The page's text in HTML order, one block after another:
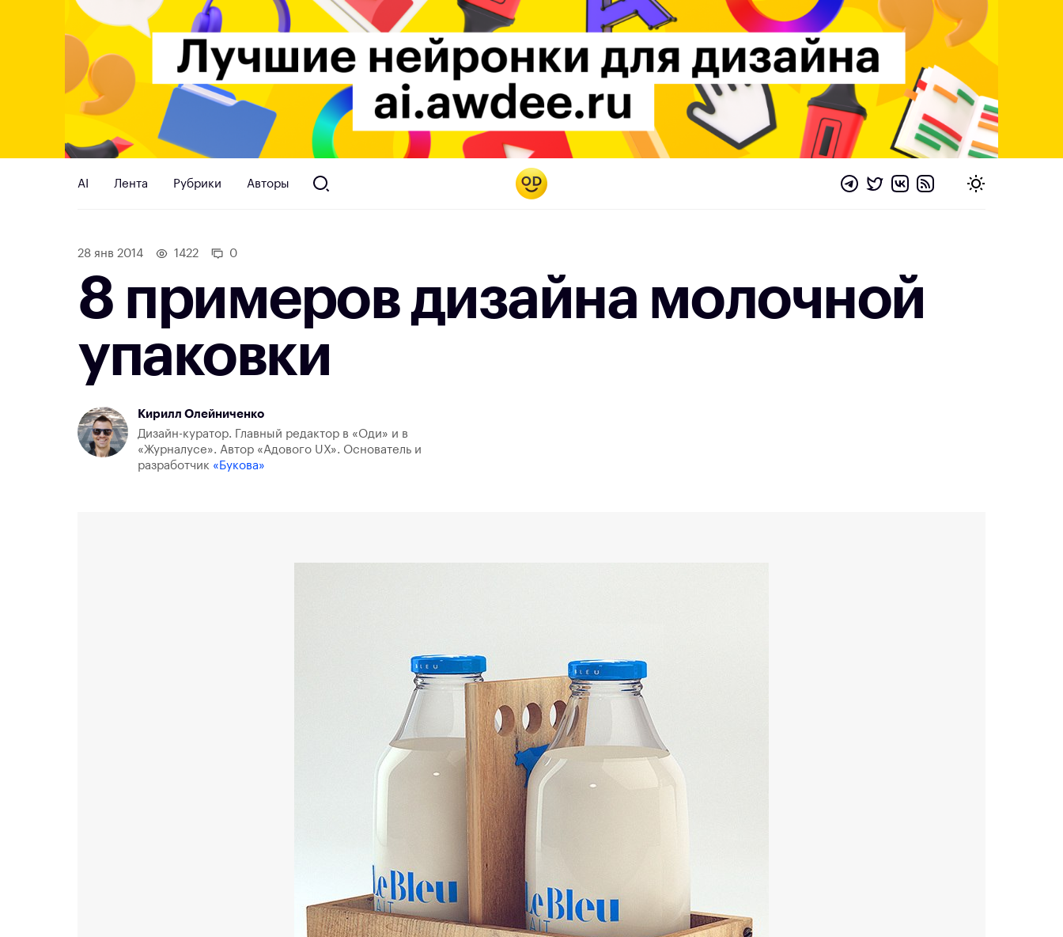
AI Лента Рубрики Авторы
28 янв 2014 1422 0
8 примеров дизайна молочной
упаковки
Кирилл Олейниченко
Дизайн-куратор. Главный редактор в «Оди» и в
«Журналусе». Автор «Адового UX». Основатель и
разработчик «Букова»